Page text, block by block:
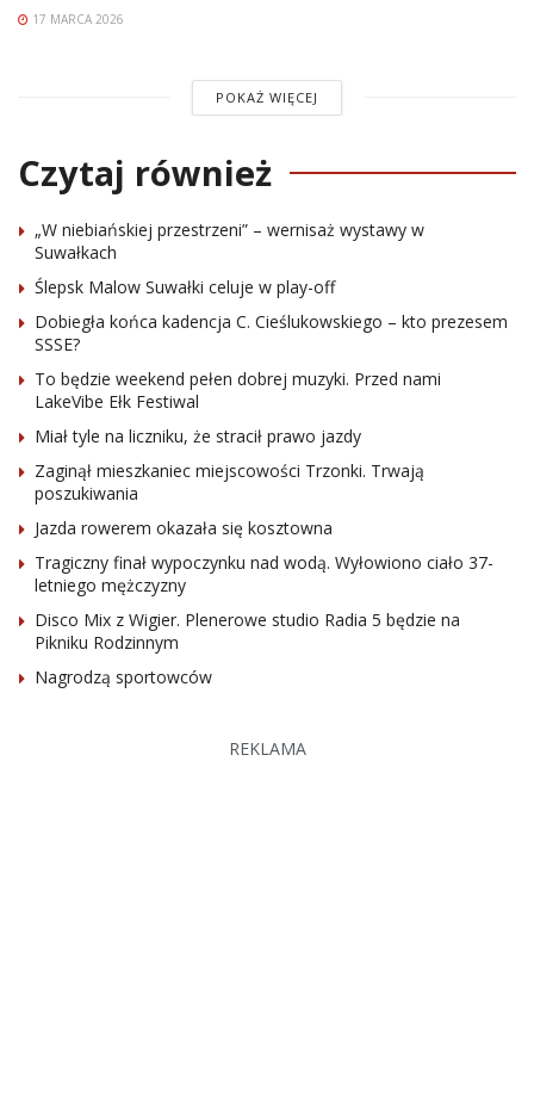
17 MARCA 2026
POKAŻ WIĘCEJ
Czytaj również
„W niebiańskiej przestrzeni” – wernisaż wystawy w
Suwałkach
Ślepsk Malow Suwałki celuje w play-off
Dobiegła końca kadencja C. Cieślukowskiego – kto prezesem
SSSE?
To będzie weekend pełen dobrej muzyki. Przed nami
LakeVibe Ełk Festiwal
Miał tyle na liczniku, że stracił prawo jazdy
Zaginął mieszkaniec miejscowości Trzonki. Trwają
poszukiwania
Jazda rowerem okazała się kosztowna
Tragiczny finał wypoczynku nad wodą. Wyłowiono ciało 37-
letniego mężczyzny
Disco Mix z Wigier. Plenerowe studio Radia 5 będzie na
Pikniku Rodzinnym
Nagrodzą sportowców
REKLAMA